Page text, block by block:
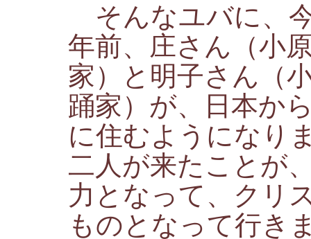
そんなユバに、
年前、庄さん（小
家）と明子さん（
踊家）が、日本か
に住むようになり
二人が来たことが
力となって、クリ
ものとなって行き